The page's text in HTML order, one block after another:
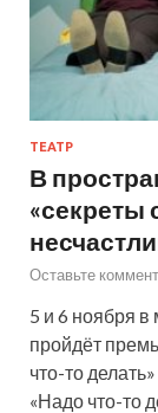
ТЕАТР
В
«секреты
Оставьте
5 и 6 ноября в
пройдёт
что-то
«Надо что-то